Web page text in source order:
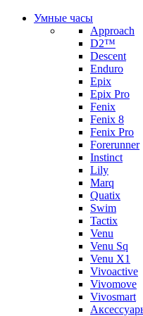
Умные часы
Approach
D2™
Descent
Enduro
Epix
Epix Pro
Fenix
Fenix 8
Fenix Pro
Forerunner
Instinct
Lily
Marq
Quatix
Swim
Tactix
Venu
Venu Sq
Venu X1
Vivoactive
Vivomove
Vivosmart